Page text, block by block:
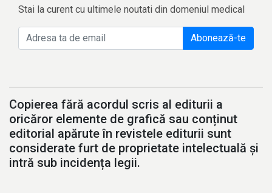
Stai la curent cu ultimele noutati din domeniul medical
Abonează-te
Copierea fără acordul scris al editurii a
oricăror elemente de grafică sau conținut
editorial apărute în revistele editurii sunt
considerate furt de proprietate intelectuală și
intră sub incidența legii.